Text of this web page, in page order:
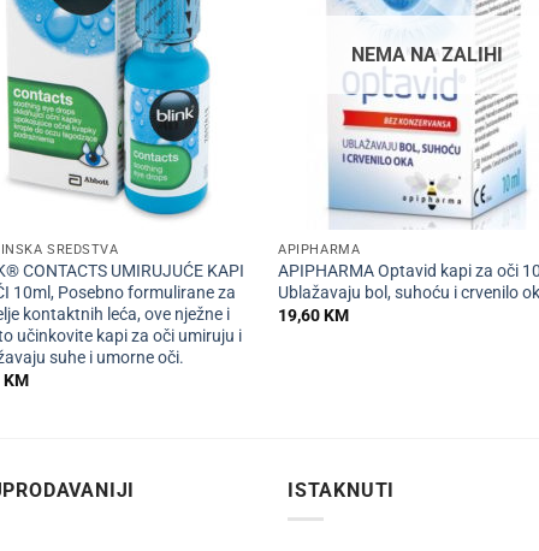
SREDSTVA
CONTACTS UMIRUJUĆE KAPI
10ml, Posebno formulirane za
kontaktnih leća, ove nježne i
učinkovite kapi za oči umiruju i
suhe i umorne oči.
KM
NEMA NA ZALIHI
APIPHARMA
APIPHARMA Optavid kapi za oči
Ublažavaju bol, suhoću i crvenilo
19,60KM
ISTAKNUTI